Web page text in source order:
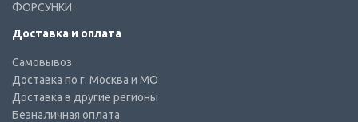
ФОРСУНКИ
Доставка и оплата
Самовывоз
Доставка по г. Москва и МО
Доставка в другие регионы
Безналичная оплата